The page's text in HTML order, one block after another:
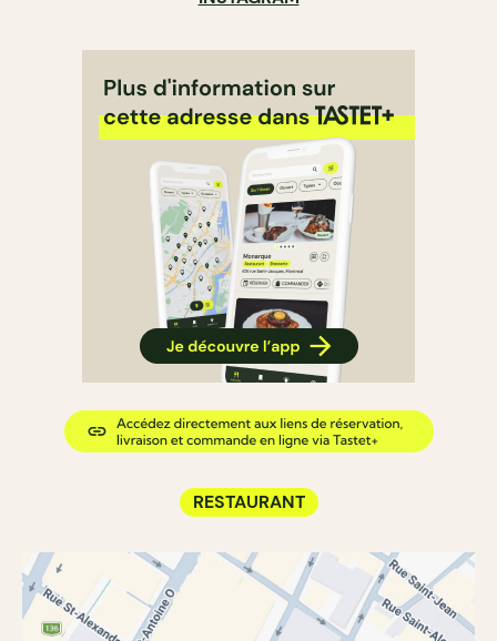
RESTAURANT